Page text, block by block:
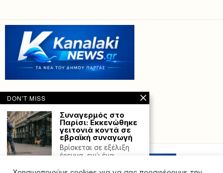
Powered with by Hostville”)
DON'T MISS
Συναγερμός στο
Παρίσι: Εκκενώθηκε
γειτονιά κοντά σε
εβραϊκή συναγωγή
Βρίσκεται σε εξέλιξη
έρευνα, ενώ ένα